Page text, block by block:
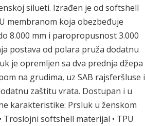
silueti. Izrađen je od softshell
membranom koja obezbeđuje
8.000 mm i paropropusnost 3.000
postava od polara pruža dodatnu
je opremljen sa dva prednja džepa
na grudima, uz SAB rajsferšluse i
zaštitu vrata. Dostupan i u
karakteristike: Prsluk u ženskom
softshell materijal • TPU